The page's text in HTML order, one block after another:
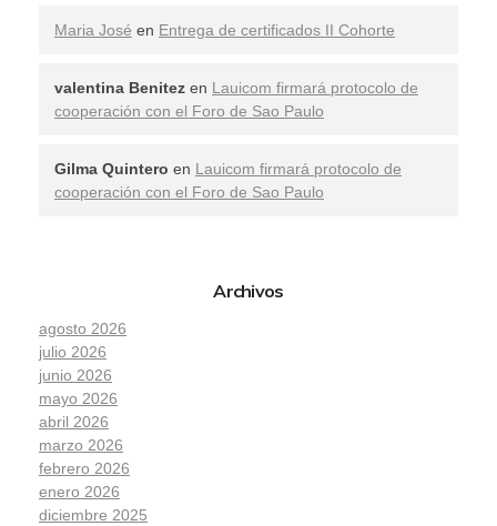
Maria José en Entrega de certificados II Cohorte
valentina Benitez en Lauicom firmará protocolo de
cooperación con el Foro de Sao Paulo
Gilma Quintero en Lauicom firmará protocolo de
cooperación con el Foro de Sao Paulo
Archivos
agosto 2026
julio 2026
junio 2026
mayo 2026
abril 2026
marzo 2026
febrero 2026
enero 2026
diciembre 2025